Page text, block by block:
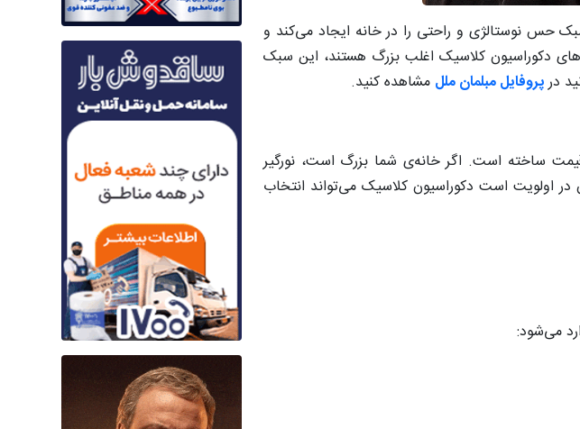
حس نوستالژی و راحتی را در خانه ایجاد می‌کند و
دکوراسیون کلاسیک اغلب بزرگ هستند، این سبک
درپروفایل مبلمان ملل مشاهده کنید.
ساخته است. اگر خانه‌‌ی شما بزرگ است، نورگیر
اولویت است دکوراسیون کلاسیک می‌تواند انتخاب
می‌شود: